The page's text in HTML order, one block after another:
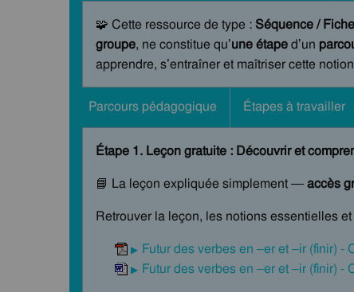
🧩 Cette ressource de type : Séquence /
groupe, ne constitue qu’une étaped’un
apprendre, s’entraîner et maîtriser cette notion
Parcours pédagogique Étapes à travailler
Étape 1. Leçon gratuite : Découvrir et
📘 La leçon expliquée simplement —accès
Retrouver la leçon, les notions essentielles
Futur des verbes en –er et –ir (finir) -
Futur des verbes en –er et –ir (finir) -